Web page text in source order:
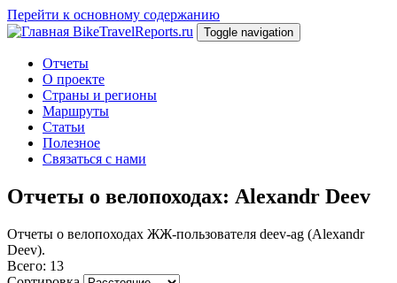
Перейти к основному содержанию
BikeTravelReports.ru
Toggle navigation
Отчеты
О проекте
Страны и регионы
Маршруты
Статьи
Полезное
Связаться с нами
Отчеты о велопоходах: Alexandr Deev
Отчеты о велопоходах ЖЖ-пользователя deev-ag (Alexandr
Deev).
Всего: 13